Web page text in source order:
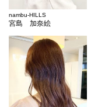
nambu-HILLS
宮島 加奈絵